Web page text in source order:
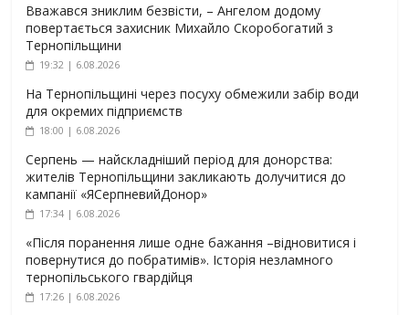
Вважався зниклим безвісти, – Ангелом додому
повертається захисник Михайло Скоробогатий з
Тернопільщини
19:32 | 6.08.2026
На Тернопільщині через посуху обмежили забір води
для окремих підприємств
18:00 | 6.08.2026
Серпень — найскладніший період для донорства:
жителів Тернопільщини закликають долучитися до
кампанії «ЯСерпневийДонор»
17:34 | 6.08.2026
«Після поранення лише одне бажання –відновитися і
повернутися до побратимів». Історія незламного
тернопільського гвардійця
17:26 | 6.08.2026